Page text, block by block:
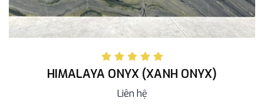
HIMALAYA ONYX (XANH ONYX)
Liên hệ